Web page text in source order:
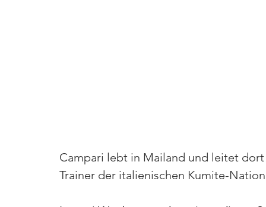
Campari lebt in Mailand und leitet
Trainer der italienischen Kumite-